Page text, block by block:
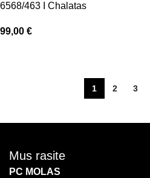
6568/463 I Chalatas
99,00 €
1 2 3
Mus rasite
PC MOLAS